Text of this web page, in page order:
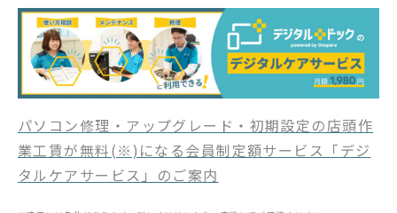
パソコン修理・アップグレード・初期設定の店頭作
業工賃が無料(※)になる会員制定額サービス「デジ
タルケアサービス」のご案内